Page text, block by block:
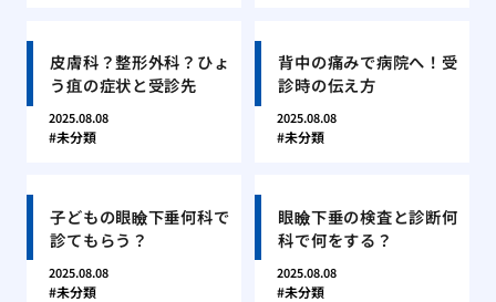
皮膚科？整形外科？ひょ
う疽の症状と受診先
2025.08.08
未分類
背中の痛みで病院へ！受
診時の伝え方
2025.08.08
未分類
子どもの眼瞼下垂何科で
診てもらう？
2025.08.08
未分類
眼瞼下垂の検査と診断何
科で何をする？
2025.08.08
未分類